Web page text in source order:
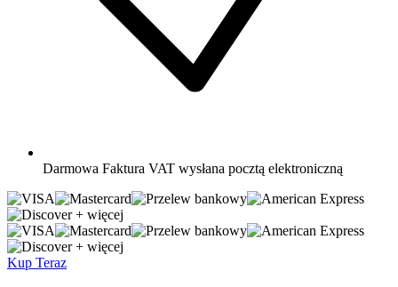
Darmowa Faktura VAT wysłana pocztą elektroniczną
+ więcej
+ więcej
Kup Teraz